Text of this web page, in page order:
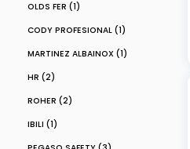
OLDS FER (1)
CODY PROFESIONAL (1)
MARTINEZ ALBAINOX (1)
HR (2)
ROHER (2)
IBILI (1)